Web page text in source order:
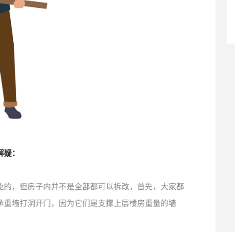
：
，但房子内并不是全部都可以拆改，首先，大家都
墙打洞开门，因为它们是支撑上层楼房重量的墙